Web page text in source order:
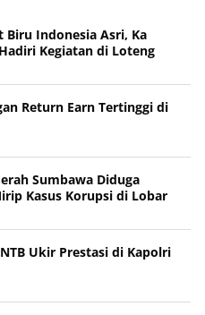
Biru Indonesia Asri, Ka
Kegiatan di Loteng
Return Earn Tertinggi di
Sumbawa Diduga
Kasus Korupsi di Lobar
Ukir Prestasi di Kapolri